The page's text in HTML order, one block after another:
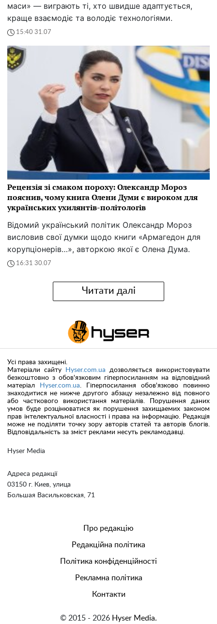
маси» — виграють ті, хто швидше адаптується,
краще взаємодіє та володіє технологіями.
15:40 31.07
Рецензія зі смаком пороху: Олександр Мороз
пояснив, чому книга Олени Думи є вироком для
українських ухилянтів-політологів
Відомий український політик Олександр Мороз
висловив свої думки щодо книги «Армагедон для
корупціонерів…», авторкою якої є Олена Дума.
16:31 30.07
Читати далі
Hyser Media
Адреса редакції
03150 г. Киев, улица
Большая Васильковская, 71
Усі права захищені.
Матеріали сайту
Hyser.com.ua дозволяється використовувати
безкоштовно з обов'язковим гіперпосиланням на відповідний
матеріал
Hyser.com.ua . Гіперпосилання обов'язково повинно
знаходитися не нижче другого абзацу незалежно від повного
або часткового використання матеріалів. Порушення даних
умов буде розцінюватися як порушення захищаемих законом
прав інтелектуальної власності і права на інформацію. Редакція
може не поділяти точку зору авторів статей та авторів блогів.
Відповідальність за зміст реклами несуть рекламодавці.
Про редакцію
Редакційна політика
Політика конфіденційності
Рекламна політика
Контакти
© 2015 - 2026 Hyser Media.